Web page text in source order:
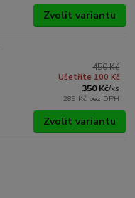
Zvolit variantu
450 Kč
Ušetříte 100 Kč
350 Kč/ks
289 Kč bez DPH
Zvolit variantu